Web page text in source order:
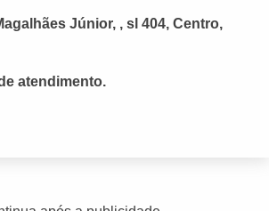
Júnior, , sl 404, Centro,
atendimento.